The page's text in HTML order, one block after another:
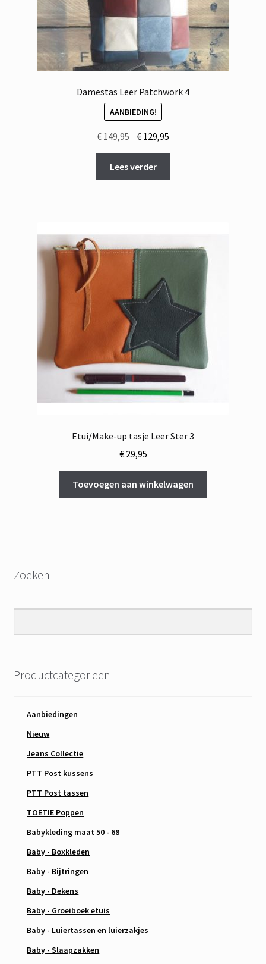
Damestas Leer Patchwork 4
AANBIEDING!
€149,95 Oorspronkelijke
was:
€ 149,95.
€ 129,95
€ 129,95.
Lees verder
Etui/Make-up tasje Leer Ster 3
€29,95
Toevoegen aan winkelwagen
Zoeken
Productcategorieën
Aanbiedingen
Nieuw
Jeans Collectie
PTT Post kussens
PTT Post tassen
TOETIE Poppen
Babykleding maat 50 - 68
Baby - Boxkleden
Baby - Bijtringen
Baby - Dekens
Baby - Groeiboek etuis
Baby - Luiertassen en luierzakjes
Baby - Slaapzakken